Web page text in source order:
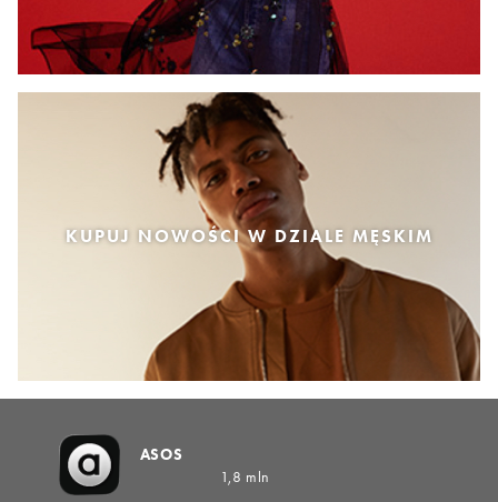
KUPUJ NOWOŚCI W DZIALE MĘSKIM
ASOS
1,8 mln